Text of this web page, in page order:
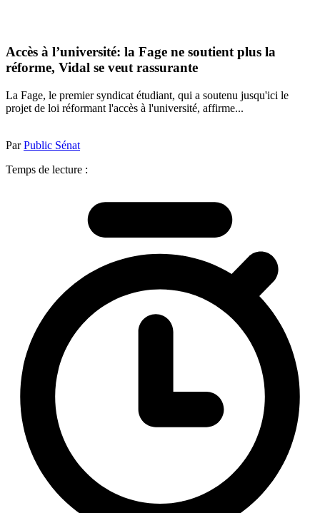
Accès à l’université: la Fage ne soutient plus la
réforme, Vidal se veut rassurante
La Fage, le premier syndicat étudiant, qui a soutenu jusqu'ici le
projet de loi réformant l'accès à l'université, affirme...
ParPublic Sénat
Temps de lecture :